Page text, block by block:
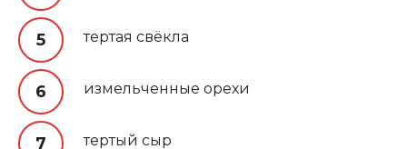
тертая свёкла
измельченные орехи
тертый сыр